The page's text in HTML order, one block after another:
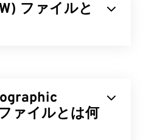
ファイルと
点は、高画質、情報の
多くの 利点と メリット
ァイルとは何